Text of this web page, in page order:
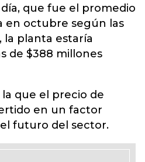
que fue el promedio
en octubre según las
la planta estaría
de $388 millones
la que el precio de
en un factor
futuro del sector.